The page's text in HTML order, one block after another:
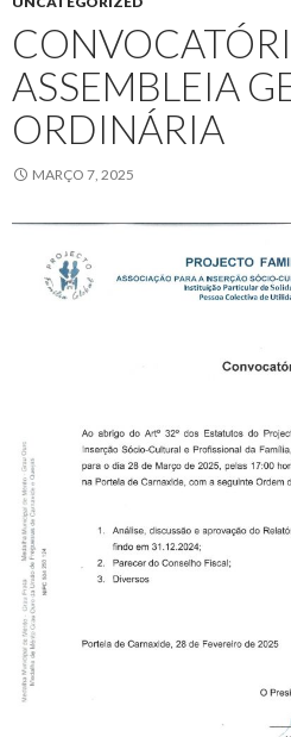
ASSEMBLEIA
ORDINÁRIA
MARÇO 7, 2025